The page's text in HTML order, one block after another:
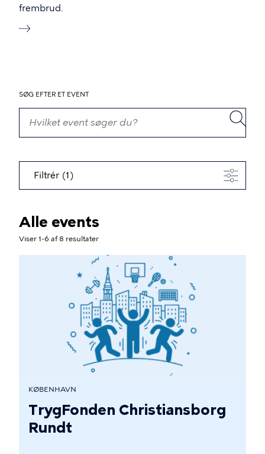
frembrud.
Alle events
SØG EFTER ET EVENT
Filtrér (1)
Viser 1-6 af 8 resultater
KØBENHAVN
TrygFonden Christiansborg
Rundt